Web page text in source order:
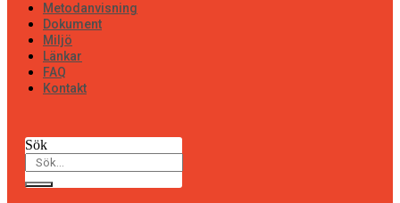
Metodanvisning
Dokument
Miljö
Länkar
FAQ
Kontakt
Sök